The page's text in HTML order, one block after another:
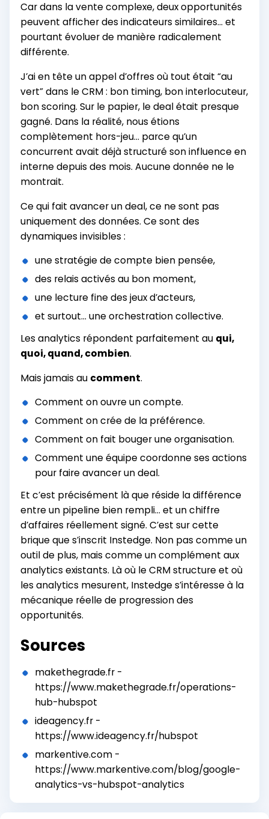
Car dans la vente complexe, deux opportunités
peuvent afficher des indicateurs similaires... et
pourtant évoluer de manière radicalement
différente.
J’ai en tête un appel d’offres où tout était “au
vert” dans le CRM : bon timing, bon interlocuteur,
bon scoring. Sur le papier, le deal était presque
gagné. Dans la réalité, nous étions
complètement hors-jeu... parce qu’un
concurrent avait déjà structuré son influence en
interne depuis des mois. Aucune donnée ne le
montrait.
Ce qui fait avancer un deal, ce ne sont pas
uniquement des données. Ce sont des
dynamiques invisibles :
une stratégie de compte bien pensée,
des relais activés au bon moment,
une lecture fine des jeux d’acteurs,
et surtout... une orchestration collective.
Les analytics répondent parfaitement au qui,
quoi, quand, combien.
Mais jamais au comment.
Comment on ouvre un compte.
Comment on crée de la préférence.
Comment on fait bouger une organisation.
Comment une équipe coordonne ses actions
pour faire avancer un deal.
Et c’est précisément là que réside la différence
entre un pipeline bien rempli... et un chiffre
d’affaires réellement signé. C’est sur cette
brique que s’inscrit Instedge. Non pas comme un
outil de plus, mais comme un complément aux
analytics existants. Là où le CRM structure et où
les analytics mesurent, Instedge s’intéresse à la
mécanique réelle de progression des
opportunités.
Sources
makethegrade.fr -
https://www.makethegrade.fr/operations-
hub-hubspot
ideagency.fr -
https://www.ideagency.fr/hubspot
markentive.com -
https://www.markentive.com/blog/google-
analytics-vs-hubspot-analytics